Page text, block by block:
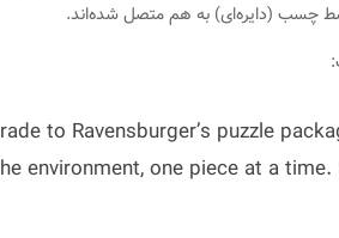
چسب (دایره‌ای) به هم متصل شده‌اند.
to Ravensburger’s puzzle
environment, one piece at a